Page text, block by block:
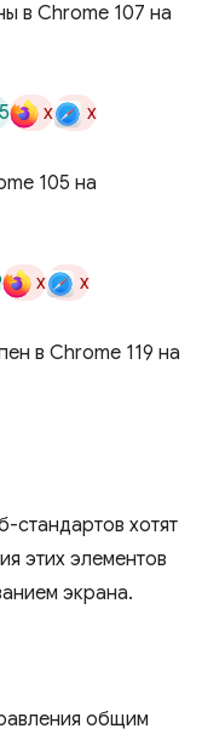
в Chrome 107 на
x x
105 на
x x
в Chrome 119 на
стандартов хотят
этих элементов
экрана.
общим